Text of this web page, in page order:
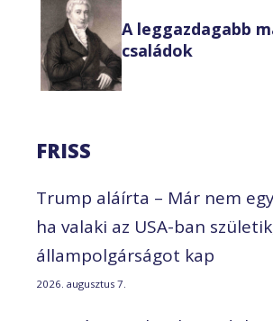
A leggazdagabb
családok
FRISS
Trump aláírta – Már nem
ha valaki az USA-ban
állampolgárságot kap
2026. augusztus 7.